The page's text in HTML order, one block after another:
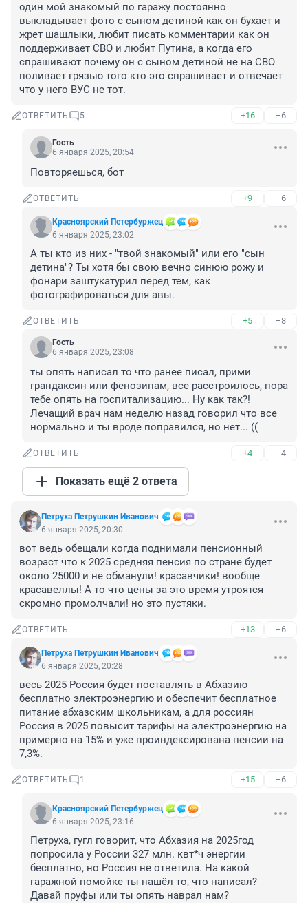
один мой знакомый по гаражу постоянно
выкладывает фото с сыном детиной как он бухает и
жрет шашлыки, любит писать комментарии как он
поддерживает СВО и любит Путина, а когда его
спрашивают почему он с сыном детиной не на СВО
поливает грязью того кто это спрашивает и отвечает
что у него ВУС не тот.
ОТВЕТИТЬ 5 +16 –6
Гость
6 января 2025, 20:54
Повторяешься, бот
ОТВЕТИТЬ +9 –6
Красноярский Петербуржец
6 января 2025, 23:02
А ты кто из них - "твой знакомый" или его "сын
детина"? Ты хотя бы свою вечно синюю рожу и
фонари заштукатурил перед тем, как
фотографироваться для авы.
ОТВЕТИТЬ +5 –8
Гость
6 января 2025, 23:08
ты опять написал то что ранее писал, прими
грандаксин или фенозипам, все расстроилось, пора
тебе опять на госпитализацию... Ну как так?!
Лечащий врач нам неделю назад говорил что все
нормально и ты вроде поправился, но нет... ((
ОТВЕТИТЬ +4 –4
Показать ещё 2 ответа
Петруха Петрушкин Иванович
6 января 2025, 20:30
вот ведь обещали когда поднимали пенсионный
возраст что к 2025 средняя пенсия по стране будет
около 25000 и не обманули! красавчики! вообще
красавеллы! А то что цены за это время утроятся
скромно промолчали! но это пустяки.
ОТВЕТИТЬ +13 –6
Петруха Петрушкин Иванович
6 января 2025, 20:28
весь 2025 Россия будет поставлять в Абхазию
бесплатно электроэнергию и обеспечит бесплатное
питание абхазским школьникам, а для россиян
Россия в 2025 повысит тарифы на электроэнергию на
примерно на 15% и уже проиндексирована пенсии на
7,3%.
ОТВЕТИТЬ 1 +15 –6
Красноярский Петербуржец
6 января 2025, 23:16
Петруха, гугл говорит, что Абхазия на 2025год
попросила у России 327 млн. квт*ч энергии
бесплатно, но Россия не ответила. На какой
гаражной помойке ты нашёл то, что написал?
Давай пруфы или ты опять наврал нам?